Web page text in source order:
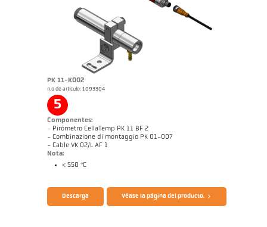
temperatura en instalaciones de
combustión
PK 11-K002
n.o de artículo: 1093304
5
Componentes:
- Pirómetro CellaTemp PK 11 BF 2
- Combinazione di montaggio PK 01-007
- Cable VK 02/L AF 1
Nota:
< 550 °C
Descarga Véase la página del producto.